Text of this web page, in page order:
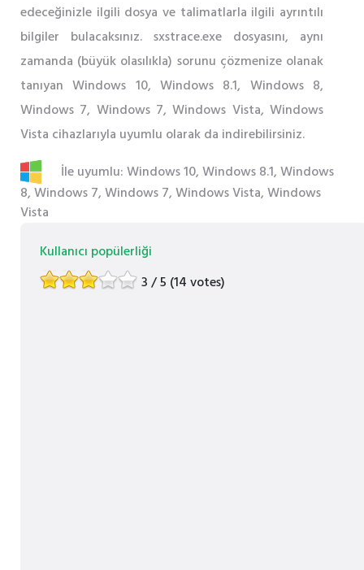
edeceğinizle ilgili dosya ve talimatlarla ilgili ayrıntılı
bilgiler bulacaksınız. sxstrace.exe dosyasını, aynı
zamanda (büyük olasılıkla) sorunu çözmenize olanak
tanıyan Windows 10, Windows 8.1, Windows 8,
Windows 7, Windows 7, Windows Vista, Windows
Vista cihazlarıyla uyumlu olarak da indirebilirsiniz.
İle uyumlu: Windows 10, Windows 8.1, Windows
8, Windows 7, Windows 7, Windows Vista, Windows
Vista
Kullanıcı popülerliği
3 / 5 (14 votes)